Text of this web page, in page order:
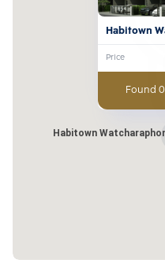
Habitown
Habitown
Price
Found